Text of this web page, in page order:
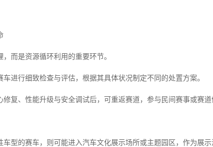
而是资源循环利用的重要环节。
进行细致检查与评估，根据其具体状况制定不同的处置方案。
修复、性能升级与安全调试后，可重返赛道，参与民间赛事或赛
车型的赛车，则可能进入汽车文化展示场所或主题园区，作为展